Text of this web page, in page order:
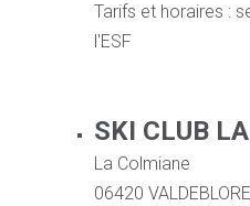
Tarifs et horaires :
l'ESF
SKI CLUB
La Colmiane
06420 VALDEBLORE